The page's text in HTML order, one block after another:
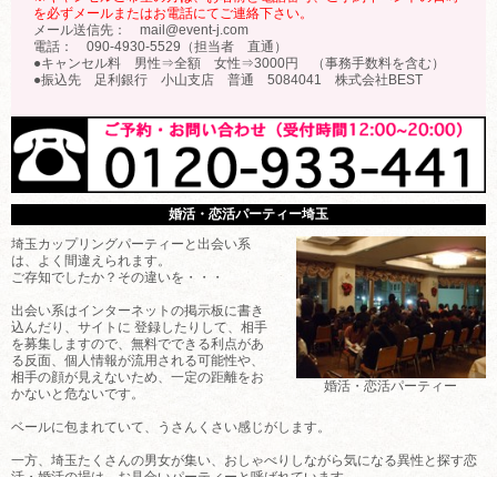
を必ずメールまたはお電話にてご連絡下さい。
メール送信先： mail@event-j.com
電話： 090-4930-5529（担当者 直通）
●キャンセル料 男性⇒全額 女性⇒3000円 （事務手数料を含む）
●振込先 足利銀行 小山支店 普通 5084041 株式会社BEST
婚活・恋活パーティー埼玉
婚活・恋活パーティー
埼玉カップリングパーティーと出会い系
は、よく間違えられます。
ご存知でしたか？その違いを・・・
出会い系はインターネットの掲示板に書き
込んだり、サイトに 登録したりして、相手
を募集しますので、無料でできる利点があ
る反面、個人情報が流用される可能性や、
相手の顔が見えないため、一定の距離をお
かないと危ないです。
ベールに包まれていて、うさんくさい感じがします。
一方、埼玉たくさんの男女が集い、おしゃべりしながら気になる異性と探す恋